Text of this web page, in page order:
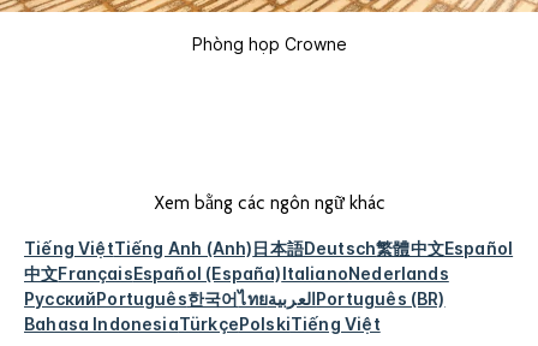
Phòng họp Crowne
Xem bằng các ngôn ngữ khác
Tiếng ViệtTiếng Anh (Anh)日本語Deutsch繁體中文Español
中文FrançaisEspañol (España)ItalianoNederlands
РусскийPortuguês한국어ไทยالعربيةPortuguês (BR)
Bahasa IndonesiaTürkçePolskiTiếng Việt